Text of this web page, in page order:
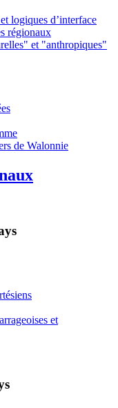
logiques d’interface
régionaux
et "anthropiques"
de Walonnie
et